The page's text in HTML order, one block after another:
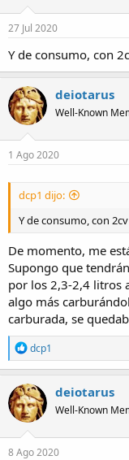
27 Jul 2020
Y de consumo, con
deiotarus
Well-Known
1 Ago 2020
dcp1 dijo:
Y de consumo, con
De momento, me
Supongo que
por los 2,3-2,4 litros
algo más
carburada, se
R
e
a
c
t
i
o
n
s
dcp1
deiotarus
Well-Known
8 Ago 2020